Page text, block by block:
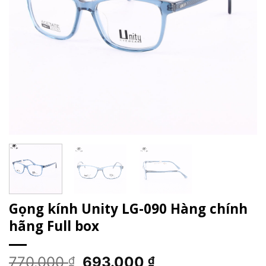
Gọng kính Unity LG-090 Hàng chính
hãng Full box
770.000₫ Giá
693.000₫Giá